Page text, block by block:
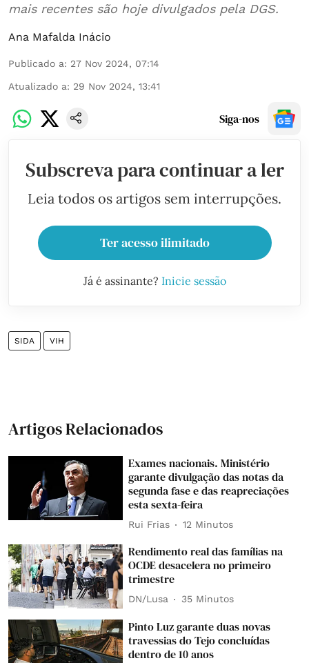
mais recentes são hoje divulgados pela DGS.
Ana Mafalda Inácio
Publicado a: 27 Nov 2024, 07:14
Atualizado a: 29 Nov 2024, 13:41
Siga-nos
Subscreva para continuar a ler
Leia todos os artigos sem interrupções.
Ter acesso ilimitado
Já é assinante? Inicie sessão
SIDA VIH
Artigos Relacionados
Exames nacionais. Ministério
garante divulgação das notas da
segunda fase e das reapreciações
esta sexta-feira
Rui Frias 12 Minutos
Rendimento real das famílias na
OCDE desacelera no primeiro
trimestre
DN/Lusa 35 Minutos
Pinto Luz garante duas novas
travessias do Tejo concluídas
dentro de 10 anos